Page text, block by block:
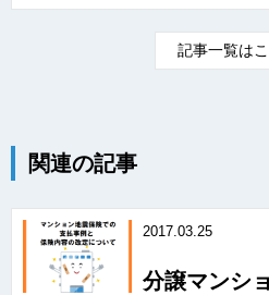
記事一覧は
関連の記事
2017.03.25
分譲マンシ